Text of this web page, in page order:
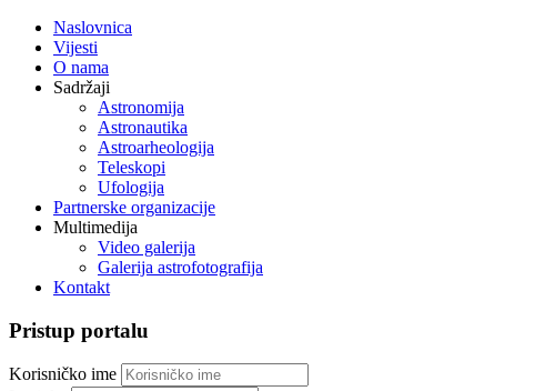
Naslovnica
Vijesti
O nama
Sadržaji
Astronomija
Astronautika
Astroarheologija
Teleskopi
Ufologija
Partnerske organizacije
Multimedija
Video galerija
Galerija astrofotografija
Kontakt
Pristup portalu
Korisničko ime